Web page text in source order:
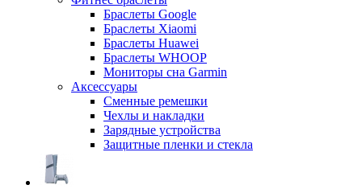
Браслеты Google
Браслеты Xiaomi
Браслеты Huawei
Браслеты WHOOP
Мониторы сна Garmin
Аксессуары
Сменные ремешки
Чехлы и накладки
Зарядные устройства
Защитные пленки и стекла